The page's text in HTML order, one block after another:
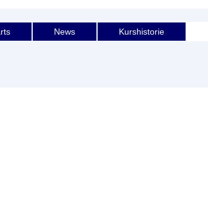
News Kurshistorie